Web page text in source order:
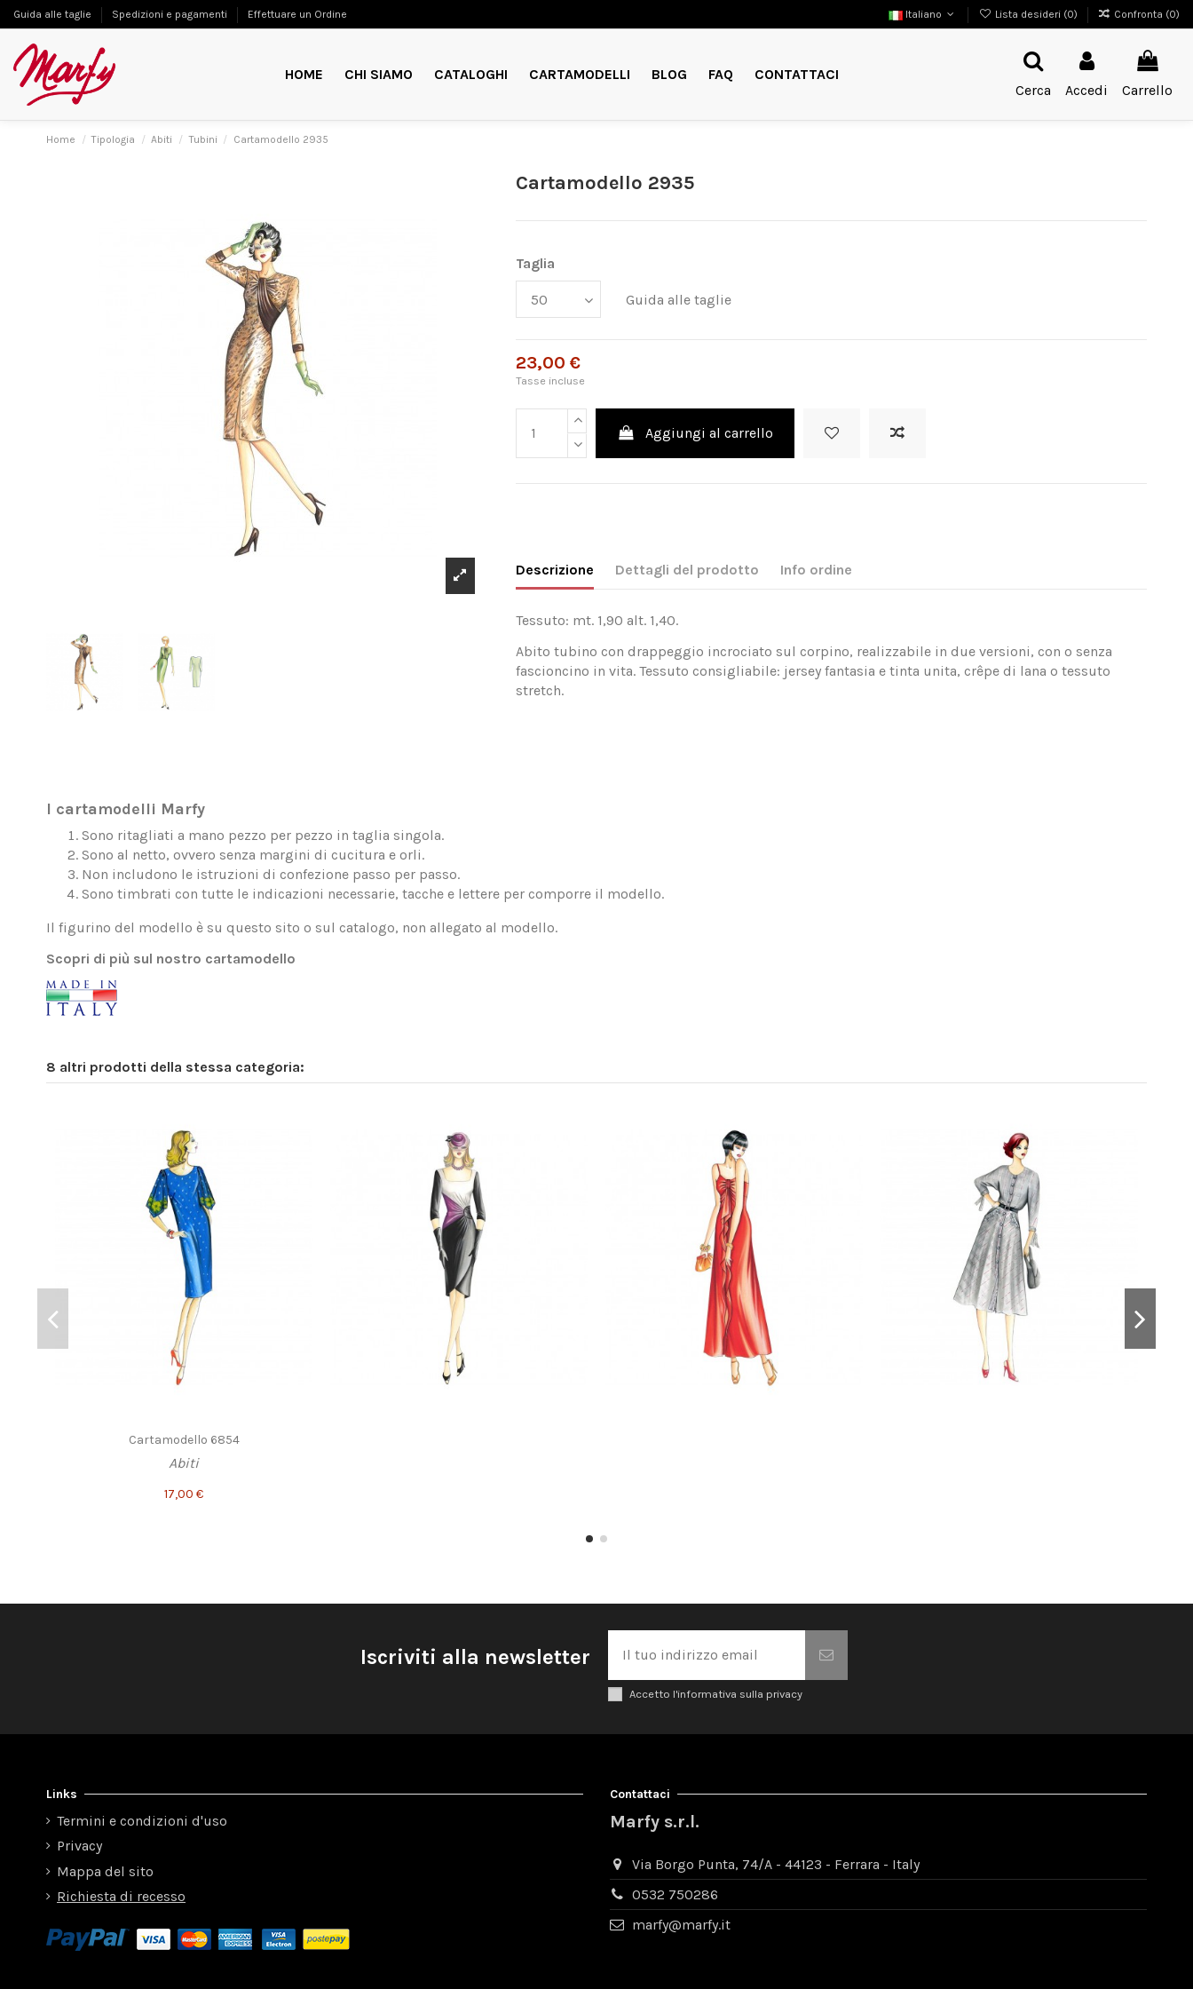
Guida alle taglie Spedizioni e pagamenti Effettuare un Ordine Italiano Lista desideri (0) Confronta (0)
HOME CHI SIAMO CATALOGHI CARTAMODELLI BLOG FAQ
CONTATTACI
Cerca
Accedi Carrello
Home Tipologia Abiti Tubini Cartamodello 2935
Cartamodello 2935
Taglia
Guida alle taglie
23,00 €
Tasse incluse
Aggiungi al carrello
Descrizione Dettagli del prodotto Info ordine
Tessuto: mt. 1,90 alt. 1,40.
Abito tubino con drappeggio incrociato sul corpino, realizzabile in due versioni, con o senza
fascioncino in vita. Tessuto consigliabile: jersey fantasia e tinta unita, crêpe di lana o tessuto
stretch.
I cartamodelli Marfy
Sono ritagliati a mano pezzo per pezzo in taglia singola.
Sono al netto, ovvero senza margini di cucitura e orli.
Non includono le istruzioni di confezione passo per passo.
Sono timbrati con tutte le indicazioni necessarie, tacche e lettere per comporre il modello.
Il figurino del modello è su questo sito o sul catalogo, non allegato al modello.
Scopri di più sul nostro cartamodello
8 altri prodotti della stessa categoria:
Cartamodello 6854
Abiti
17,00 €
Iscriviti alla newsletter
Accetto l'informativa sulla privacy
Links
Termini e condizioni d'uso
Privacy
Mappa del sito
Richiesta di recesso
Contattaci
Marfy s.r.l.
Via Borgo Punta, 74/A - 44123 - Ferrara - Italy
0532 750286
marfy@marfy.it